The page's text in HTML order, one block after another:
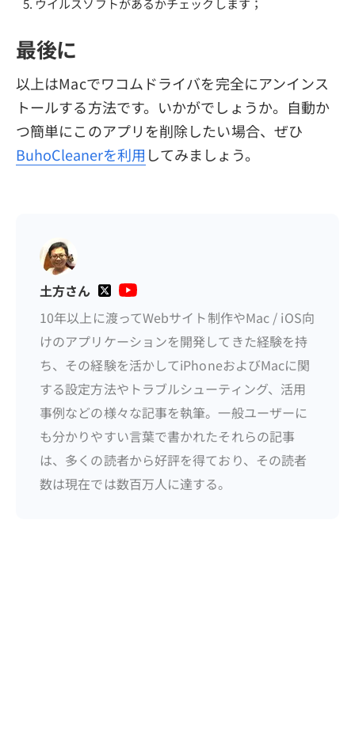
最後に
以上はMacでワコムドライバを完全にアンインス
トールする方法です。いかがでしょうか。自動か
つ簡単にこのアプリを削除したい場合、ぜひ
BuhoCleanerを利用 してみましょう。
土方さん
10年以上に渡ってWebサイト制作やMac / iOS向
けのアプリケーションを開発してきた経験を持
ち、その経験を活かしてiPhoneおよびMacに関
する設定方法やトラブルシューティング、活用
事例などの様々な記事を執筆。一般ユーザーに
も分かりやすい言葉で書かれたそれらの記事
は、多くの読者から好評を得ており、その読者
数は現在では数百万人に達する。